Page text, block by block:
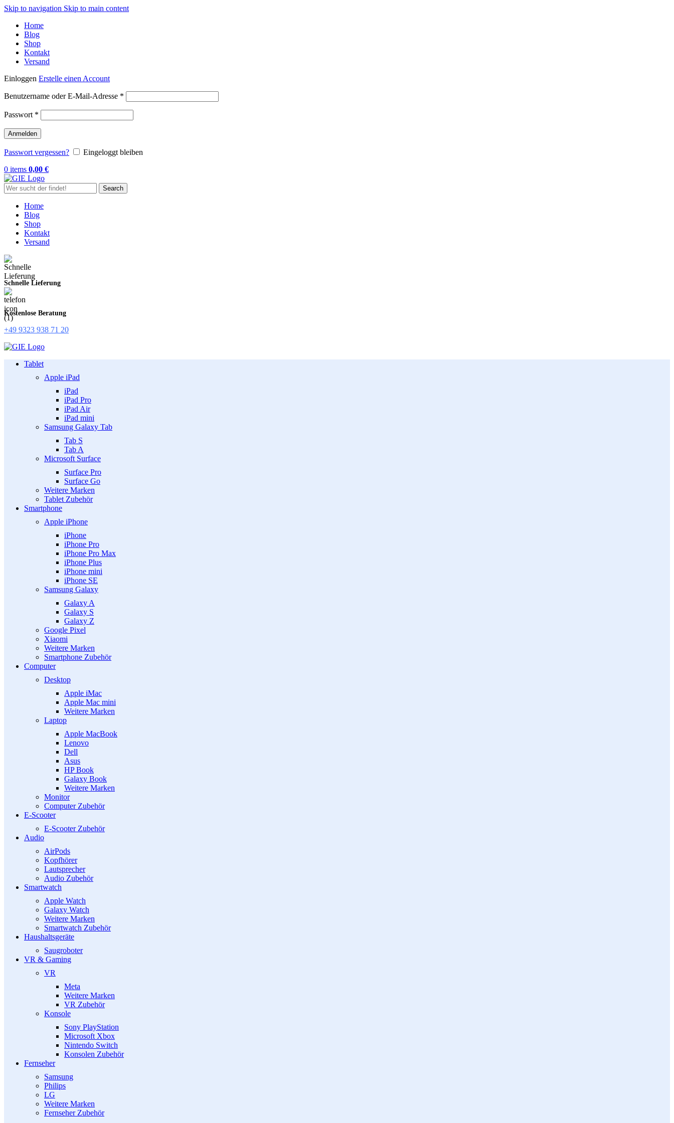
Skip to navigation Skip to main content
Home
Blog
Shop
Kontakt
Versand
Einloggen Erstelle einen Account
Benutzername oder E-Mail-Adresse *
Passwort *
Anmelden
Passwort vergessen?
Eingeloggt bleiben
0 items 0,00 €
Search
Home
Blog
Shop
Kontakt
Versand
Schnelle Lieferung
Kostenlose Beratung
+49 9323 938 71 20
Tablet
Apple iPad
iPad
iPad Pro
iPad Air
iPad mini
Samsung Galaxy Tab
Tab S
Tab A
Microsoft Surface
Surface Pro
Surface Go
Weitere Marken
Tablet Zubehör
Smartphone
Apple iPhone
iPhone
iPhone Pro
iPhone Pro Max
iPhone Plus
iPhone mini
iPhone SE
Samsung Galaxy
Galaxy A
Galaxy S
Galaxy Z
Google Pixel
Xiaomi
Weitere Marken
Smartphone Zubehör
Computer
Desktop
Apple iMac
Apple Mac mini
Weitere Marken
Laptop
Apple MacBook
Lenovo
Dell
Asus
HP Book
Galaxy Book
Weitere Marken
Monitor
Computer Zubehör
E-Scooter
E-Scooter Zubehör
Audio
AirPods
Kopfhörer
Lautsprecher
Audio Zubehör
Smartwatch
Apple Watch
Galaxy Watch
Weitere Marken
Smartwatch Zubehör
Haushaltsgeräte
Saugroboter
VR & Gaming
VR
Meta
Weitere Marken
VR Zubehör
Konsole
Sony PlayStation
Microsoft Xbox
Nintendo Switch
Konsolen Zubehör
Fernseher
Samsung
Philips
LG
Weitere Marken
Fernseher Zubehör